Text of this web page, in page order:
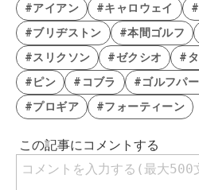
#アイアン #キャロウェイ
#ブリヂストン
#本間ゴルフ
#スリクソン
#ゼクシオ #
#ピン
#コブラ #ゴルフパ
#プロギア
#フォーティーン